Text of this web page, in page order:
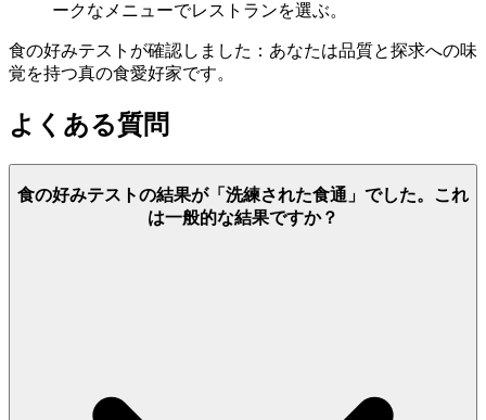
ークなメニューでレストランを選ぶ。
食の好みテストが確認しました：あなたは品質と探求への味
覚を持つ真の食愛好家です。
よくある質問
食の好みテストの結果が「洗練された食通」でした。これ
は一般的な結果ですか？